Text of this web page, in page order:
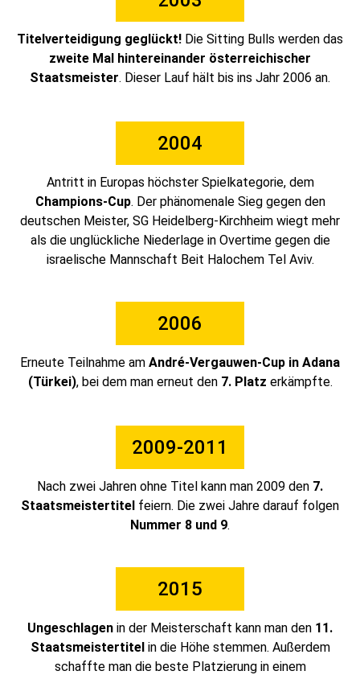
Titelverteidigung geglückt! Die Sitting Bulls werden das
zweite Mal hintereinander österreichischer
Staatsmeister. Dieser Lauf hält bis ins Jahr 2006 an.
2004
Antritt in Europas höchster Spielkategorie, dem
Champions-Cup. Der phänomenale Sieg gegen den
deutschen Meister, SG Heidelberg-Kirchheim wiegt mehr
als die unglückliche Niederlage in Overtime gegen die
israelische Mannschaft Beit Halochem Tel Aviv.
2006
Erneute Teilnahme am André-Vergauwen-Cup in Adana
(Türkei), bei dem man erneut den 7. Platz erkämpfte.
2009-2011
Nach zwei Jahren ohne Titel kann man 2009 den 7.
Staatsmeistertitel feiern. Die zwei Jahre darauf folgen
Nummer 8 und 9.
2015
Ungeschlagen in der Meisterschaft kann man den 11.
Staatsmeistertitelin die Höhe stemmen. Außerdem
schaffte man die beste Platzierung in einem